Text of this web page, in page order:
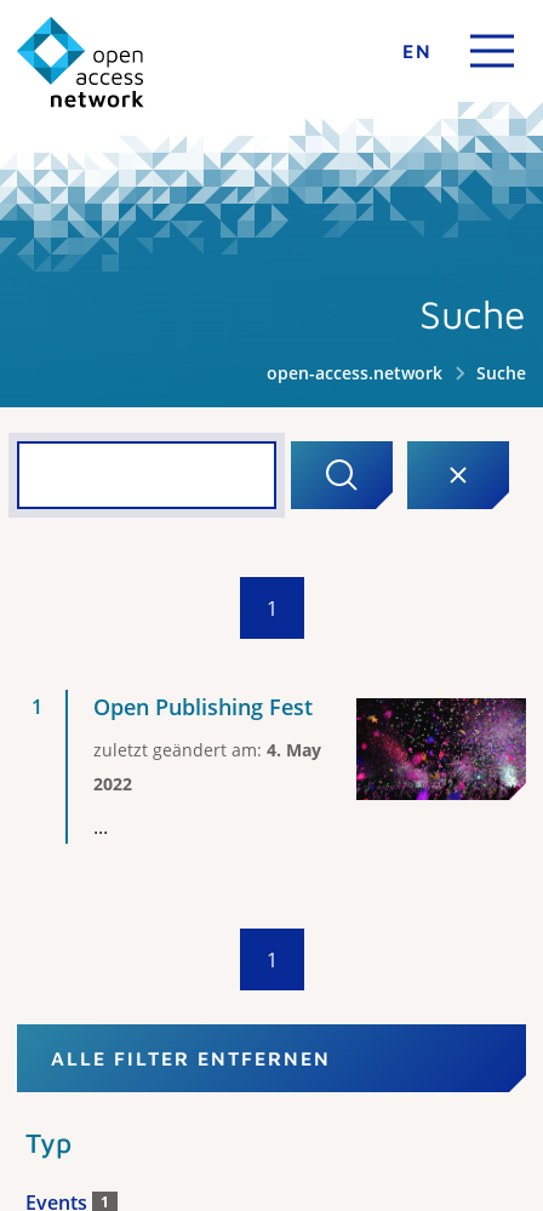
EN
Suche
open-access.network Suche
1
Open Publishing Fest
zuletzt geändert am: 4. May
2022
...
1
ALLE FILTER ENTFERNEN
Typ
Events 1